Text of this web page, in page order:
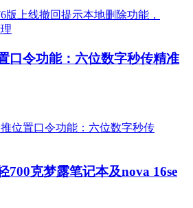
口令功能：六位数字秒传精准
700克梦露笔记本及nova 16se